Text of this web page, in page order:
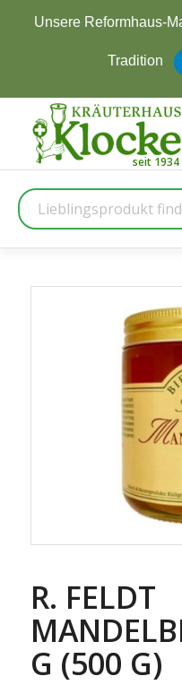
Unsere Reformhaus-
Tradition
R. FELDT
G (500 G)